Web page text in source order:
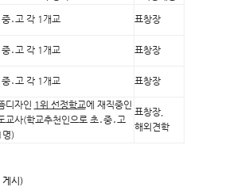
․고 각 1개교 표창장
․고 각 1개교 표창장
․고 각 1개교 표창장
디자인 1위 선정학교에 재직중인
교사(학교추천인으로 초․중․고
명)
표창장,
해외견학
게시)